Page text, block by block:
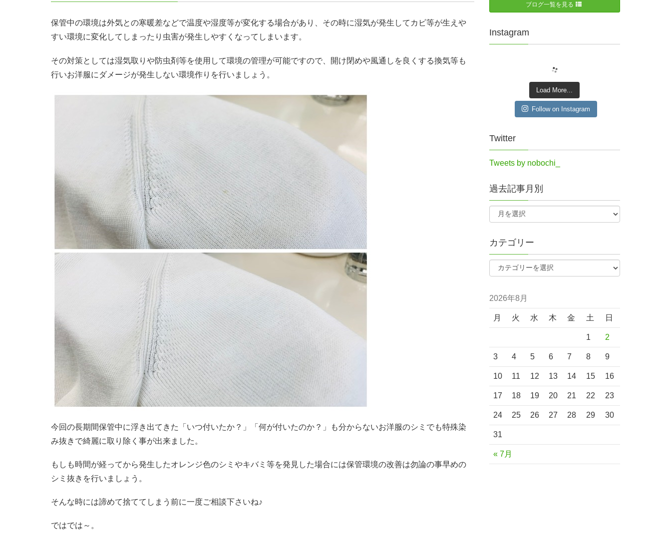
保管中の環境は外気との寒暖差などで温度や湿度等が変化する場合があり、その時に湿気が発生してカビ等が生えや
すい環境に変化してしまったり虫害が発生しやすくなってしまいます。
その対策としては湿気取りや防虫剤等を使用して環境の管理が可能ですので、開け閉めや風通しを良くする換気等も
行いお洋服にダメージが発生しない環境作りを行いましょう。
今回の長期間保管中に浮き出てきた「いつ付いたか？」「何が付いたのか？」も分からないお洋服のシミでも特殊染
み抜きで綺麗に取り除く事が出来ました。
もしも時間が経ってから発生したオレンジ色のシミやキバミ等を発見した場合には保管環境の改善は勿論の事早めの
シミ抜きを行いましょう。
そんな時には諦めて捨ててしまう前に一度ご相談下さいね♪
ではでは～。
ブログ一覧を見る
Instagram
Load More...
Follow on Instagram
Twitter
Tweets by nobochi_
過去記事月別
カテゴリー
2026年8月
月 火 水 木 金 土 日
« 7月
1 2
3 4 5 6 7 8 9
10 11 12 13 14 15 16
17 18 19 20 21 22 23
24 25 26 27 28 29 30
31